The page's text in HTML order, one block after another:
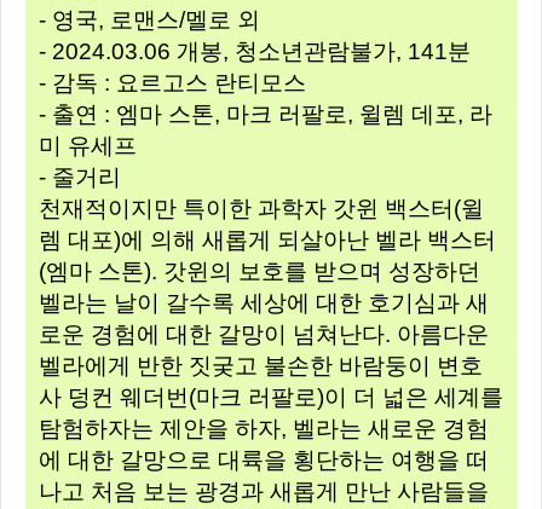
- 영국, 로맨스/멜로 외
- 2024.03.06 개봉, 청소년관람불가, 141분
- 감독 : 요르고스 란티모스
- 출연 : 엠마 스톤, 마크 러팔로, 윌렘 데포, 라
미 유세프
- 줄거리
천재적이지만 특이한 과학자 갓윈 백스터(윌
렘 대포)에 의해 새롭게 되살아난 벨라 백스터
(엠마 스톤). 갓윈의 보호를 받으며 성장하던
벨라는 날이 갈수록 세상에 대한 호기심과 새
로운 경험에 대한 갈망이 넘쳐난다. 아름다운
벨라에게 반한 짓궂고 불손한 바람둥이 변호
사 덩컨 웨더번(마크 러팔로)이 더 넓은 세계를
탐험하자는 제안을 하자, 벨라는 새로운 경험
에 대한 갈망으로 대륙을 횡단하는 여행을 떠
나고 처음 보는 광경과 새롭게 만난 사람들을